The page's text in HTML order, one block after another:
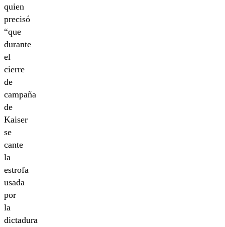
quien
precisó
“que
durante
el
cierre
de
campaña
de
Kaiser
se
cante
la
estrofa
usada
por
la
dictadura